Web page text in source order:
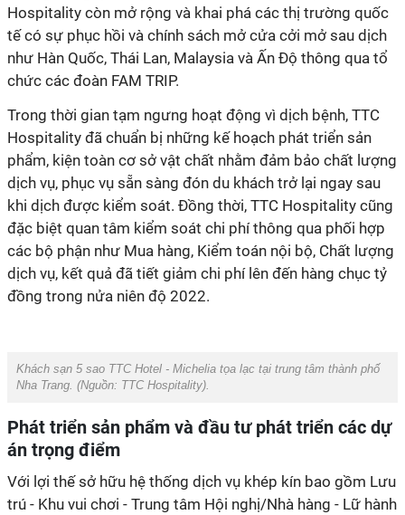
Hospitality còn mở rộng và khai phá các thị trường quốc
tế có sự phục hồi và chính sách mở cửa cởi mở sau dịch
như Hàn Quốc, Thái Lan, Malaysia và Ấn Độ thông qua tổ
chức các đoàn FAM TRIP.
Trong thời gian tạm ngưng hoạt động vì dịch bệnh, TTC
Hospitality đã chuẩn bị những kế hoạch phát triển sản
phẩm, kiện toàn cơ sở vật chất nhằm đảm bảo chất lượng
dịch vụ, phục vụ sẵn sàng đón du khách trở lại ngay sau
khi dịch được kiểm soát. Đồng thời, TTC Hospitality cũng
đặc biệt quan tâm kiểm soát chi phí thông qua phối hợp
các bộ phận như Mua hàng, Kiểm toán nội bộ, Chất lượng
dịch vụ, kết quả đã tiết giảm chi phí lên đến hàng chục tỷ
đồng trong nửa niên độ 2022.
Khách sạn 5 sao TTC Hotel - Michelia tọa lạc tại trung tâm thành phố
Nha Trang. (Nguồn: TTC Hospitality).
Phát triển sản phẩm và đầu tư phát triển các dự
án trọng điểm
Với lợi thế sở hữu hệ thống dịch vụ khép kín bao gồm Lưu
trú - Khu vui chơi - Trung tâm Hội nghị/Nhà hàng - Lữ hành